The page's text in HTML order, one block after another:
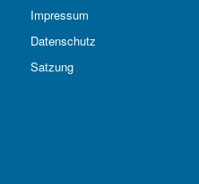
Impressum
Datenschutz
Satzung